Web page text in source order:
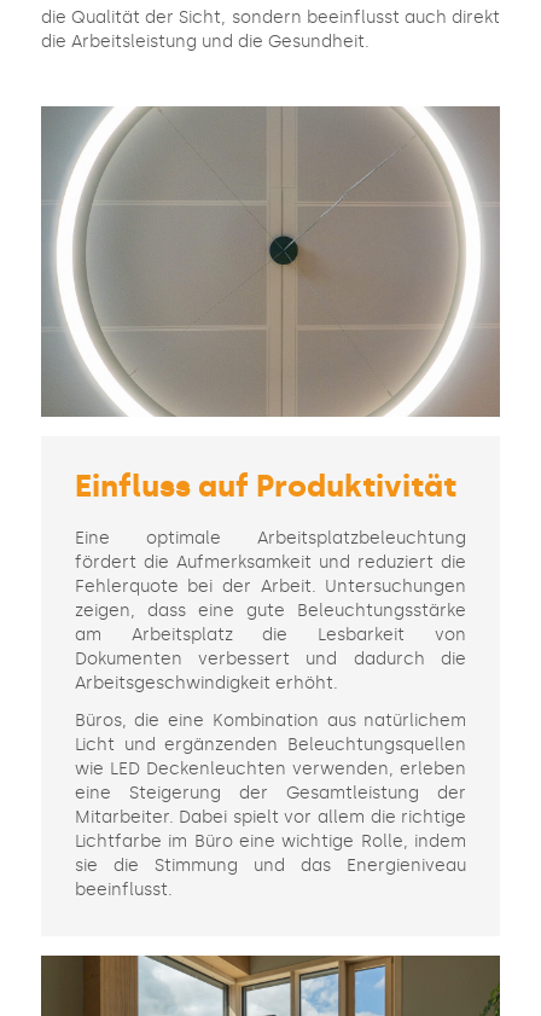
die Qualität der Sicht, sondern beeinflusst auch direkt
die Arbeitsleistung und die Gesundheit.
Einfluss auf Produktivität
Eine optimale Arbeitsplatzbeleuchtung
fördert die Aufmerksamkeit und reduziert die
Fehlerquote bei der Arbeit. Untersuchungen
zeigen, dass eine gute Beleuchtungsstärke
am Arbeitsplatz die Lesbarkeit von
Dokumenten verbessert und dadurch die
Arbeitsgeschwindigkeit erhöht.
Büros, die eine Kombination aus natürlichem
Licht und ergänzenden Beleuchtungsquellen
wie LED Deckenleuchten verwenden, erleben
eine Steigerung der Gesamtleistung der
Mitarbeiter. Dabei spielt vor allem die richtige
Lichtfarbe im Büro eine wichtige Rolle, indem
sie die Stimmung und das Energieniveau
beeinflusst.